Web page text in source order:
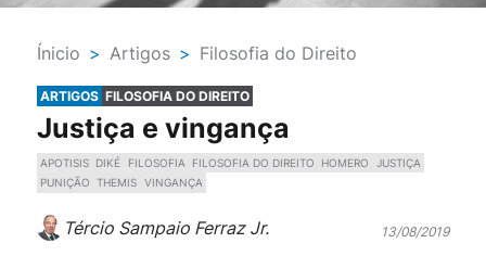
Ínicio > Artigos > Filosofia do Direito
ARTIGOS FILOSOFIA DO DIREITO
Justiça e vingança
APOTISIS DIKÉ FILOSOFIA FILOSOFIA DO DIREITO HOMERO
JUSTIÇA
PUNIÇÃO THEMIS VINGANÇA
Tércio Sampaio Ferraz Jr. 13/08/2019